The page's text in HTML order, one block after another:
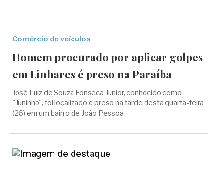
Comércio de veículos
Homem procurado por aplicar golpes
em Linhares é preso na Paraíba
José Luiz de Souza Fonseca Junior, conhecido como
"Juninho", foi localizado e preso na tarde desta quarta-feira
(26) em um bairro de João Pessoa